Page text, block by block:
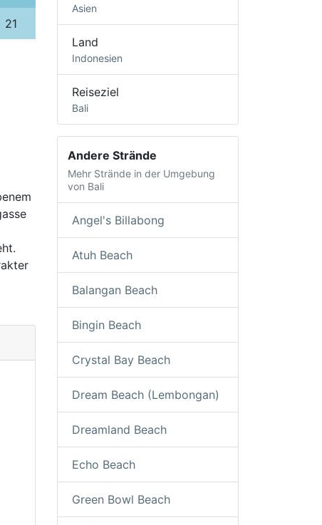
21
Asien
Land
Indonesien
Reiseziel
Bali
Andere Strände
Mehr Strände in der Umgebung
von Bali
Angel's Billabong
Atuh Beach
Balangan Beach
Bingin Beach
Crystal Bay Beach
Dream Beach (Lembongan)
Dreamland Beach
Echo Beach
Green Bowl Beach